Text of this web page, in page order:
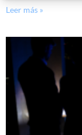
Leer más »